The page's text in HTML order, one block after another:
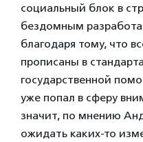
социальный блок в
бездомным
благодаря тому, что
прописаны в
государственной
уже попал в сферу
значит, по мнению
ожидать каких-то